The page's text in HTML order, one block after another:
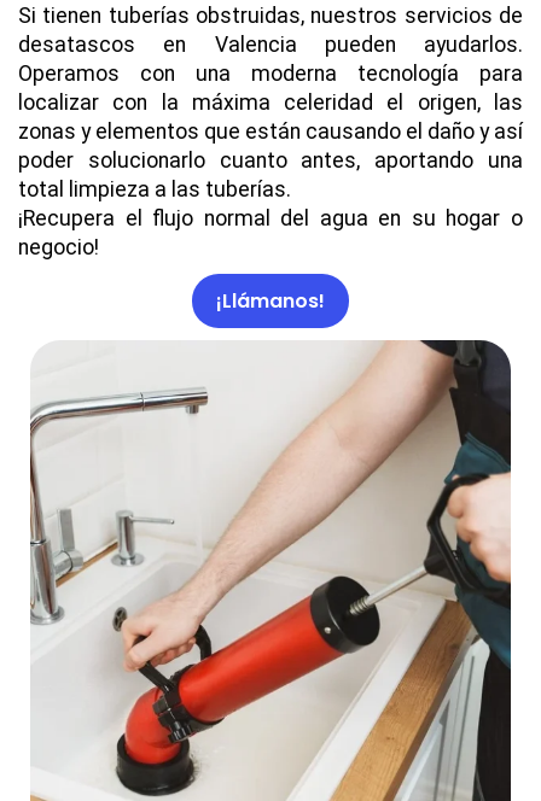
Si tienen tuberías obstruidas, nuestros servicios de
desatascos en Valencia pueden ayudarlos.
Operamos con una moderna tecnología para
localizar con la máxima celeridad el origen, las
zonas y elementos que están causando el daño y así
poder solucionarlo cuanto antes, aportando una
total limpieza a las tuberías.
¡Recupera el flujo normal del agua en su hogar o
negocio!
¡Llámanos!